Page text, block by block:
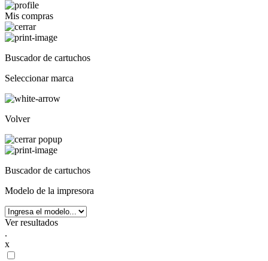
Mis compras
Buscador de cartuchos
Seleccionar marca
Volver
Buscador de cartuchos
Modelo de la impresora
Ver resultados
.
x